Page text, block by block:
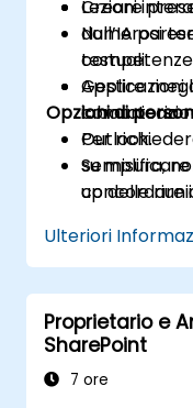
Creare
dall’IA
testuali.
Gestire
Outlook.
up delle
Copilot.
Lezioni
Numerosi
Applicazioni
laboratorio
Opzioni di
Per
su misura,
concordare
Ulteriori
Proprietario e
SharePoint
7 ore